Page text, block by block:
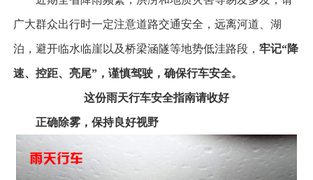
广大群众出行时一定注意道路交通安全，远离河道、湖
泊，避开临水临崖以及桥梁涵隧等地势低洼路段， 牢记“降
速、控距、亮尾”，谨慎驾驶，确保行车安全。
这份雨天行车安全指南请收好
正确除雾，保持良好视野